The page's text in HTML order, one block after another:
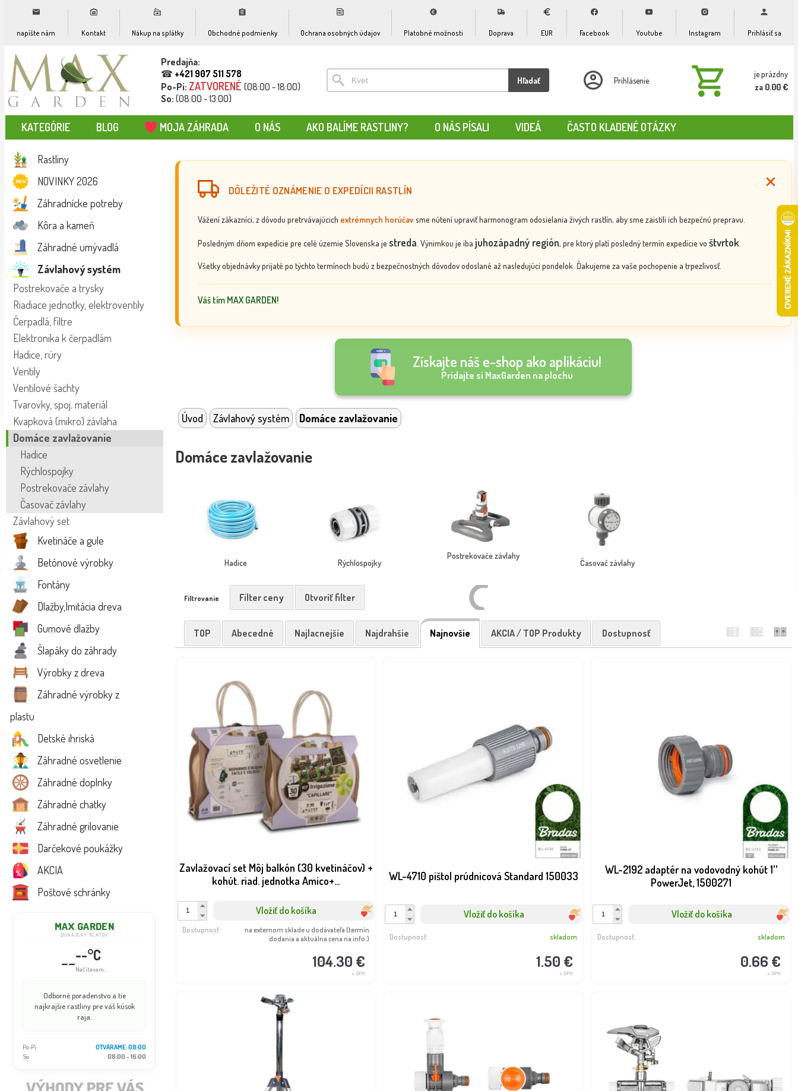
napíšte nám Kontakt Nákup na splátky Obchodné podmienky Ochrana osobných údajov Platobné možnosti Doprava EUR Facebook Youtube Instagram Prihlásiť sa
Predajňa:
☎ +421 907 511 578
Po-Pi: ZATVORENÉ (08:00 - 18:00)
So: (08:00 - 13:00)
Hľadať Prihlásenie
je prázdny
za 0.00 €
KATEGÓRIE BLOG MOJA ZÁHRADA O NÁS AKO BALÍME RASTLINY? O NÁS PÍSALI VIDEÁ ČASTO KLADENÉ OTÁZKY
Rastliny
NOVINKY 2026
Záhradnícke potreby
Kôra a kameň
Záhradné umývadlá
Závlahový systém
Postrekovače a trysky
Riadiace jednotky, elektroventily
Čerpadlá, filtre
Elektronika k čerpadlám
Hadice, rúry
Ventily
Ventilové šachty
Tvarovky, spoj. materiál
Kvapková (mikro) závlaha
Domáce zavlažovanie
Hadice
Rýchlospojky
Postrekovače závlahy
Časovač závlahy
Závlahový set
Kvetináče a gule
Betónové výrobky
Fontány
Dlažby,Imitácia dreva
Gumové dlažby
Šlapáky do záhrady
Výrobky z dreva
Záhradné výrobky z
plastu
Detské ihriská
Záhradné osvetlenie
Záhradné doplnky
Záhradné chatky
Záhradné grilovanie
Darčekové poukážky
AKCIA
Poštové schránky
MAX GARDEN
DUNAJSKÝ KLÁTOV
----°C
Načítavam...
Odborné poradenstvo a tie
najkrajšie rastliny pre váš kúsok
raja.
Po-Pi:
OTVÁRAME: 08:00
So:
08:00 - 16:00
DÔLEŽITÉ OZNÁMENIE O EXPEDÍCII RASTLÍN
Vážení zákazníci, z dôvodu pretrvávajúcich extrémnych horúčavsme nútení upraviť harmonogram odosielania živých rastlín, aby sme zaistili ich bezpečnú prepravu.
Posledným dňom expedície pre celé územie Slovenska je streda . Výnimkou je iba juhozápadný región, pre ktorý platí posledný termín expedície vo štvrtok.
Všetky objednávky prijaté po týchto termínoch budú z bezpečnostných dôvodov odoslané až nasledujúci pondelok. Ďakujeme za vaše pochopenie a trpezlivosť.
Váš tím MAX GARDEN!
Získajte náš e-shop ako aplikáciu!
Pridajte si MaxGarden na plochu
Úvod Závlahový systém Domáce zavlažovanie
Domáce zavlažovanie
Hadice Rýchlospojky
Postrekovače závlahy
Časovač závlahy
Filtrovanie Filter ceny Otvoriť filter
TOP Abecedné Najlacnejšie Najdrahšie Najnovšie AKCIA / TOP Produkty Dostupnosť
Zavlažovací set Môj balkón (30 kvetináčov) +
kohút. riad. jednotka Amico+...
Vložiť do košíka
104.30 €
s DPH
Dostupnosť:
na externom sklade u dodávateľa (termín
dodania a aktuálna cena na info.)
WL-4710 pištol prúdnicová Standard 150033
Vložiť do košíka
1.50 €
s DPH
Dostupnosť: skladom
WL-2192 adaptér na vodovodný kohút 1''
PowerJet, 1500271
Vložiť do košíka
0.66 €
s DPH
Dostupnosť: skladom